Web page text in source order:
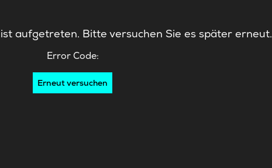
aufgetreten. Bitte versuchen Sie es später erneut.
Error Code:
Erneut versuchen